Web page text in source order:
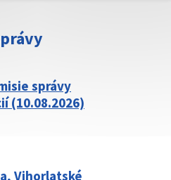
správy
(10.08.2026)
Vihorlatské